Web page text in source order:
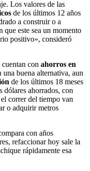
Los valores de las
de los últimos 12 años
a construir o a
que este sea un momento
positivo», consideró
con ahorros en
buena alternativa, aun
de los últimos 18 meses
dólares ahorrados, con
correr del tiempo van
o adquirir metros
con años
refaccionar hoy sale la
rápidamente esa